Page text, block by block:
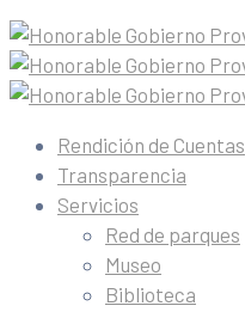
Rendición de Cuentas
Transparencia
Servicios
Red de parques
Museo
Biblioteca